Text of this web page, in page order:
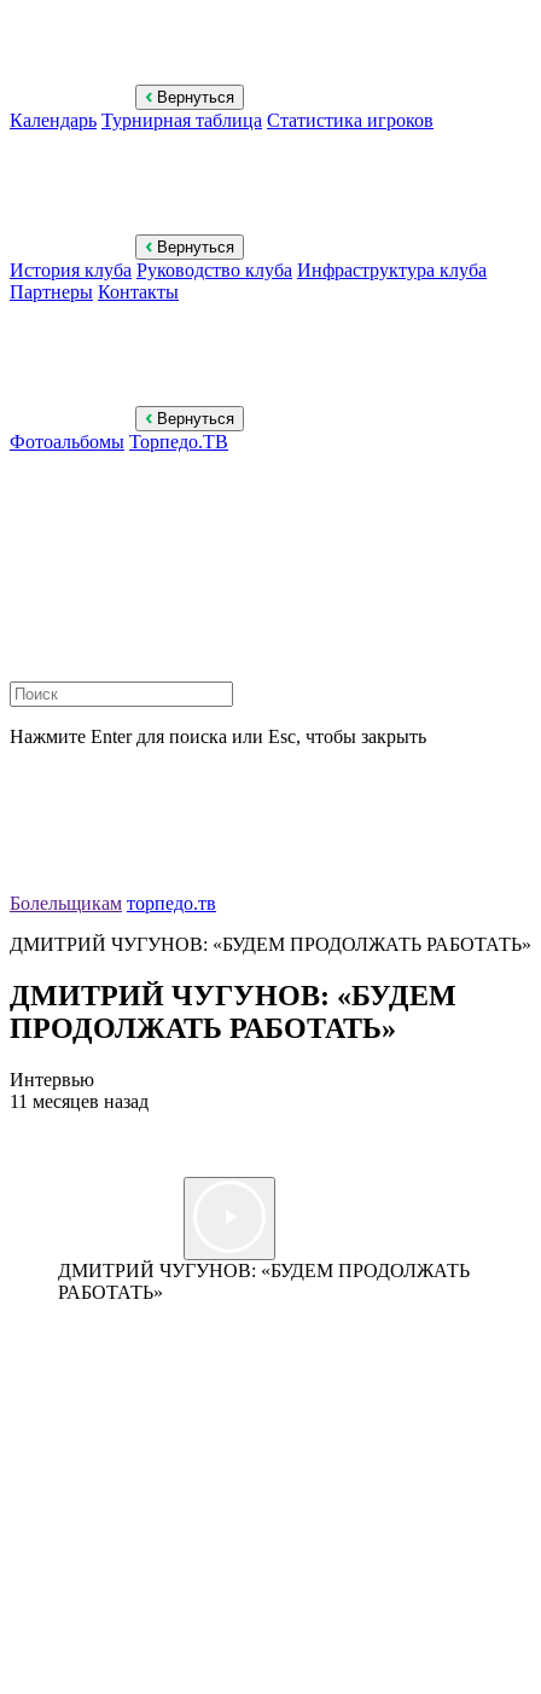
Вернуться
Календарь Турнирная таблица Статистика игроков
Вернуться
История клуба Руководство клуба Инфраструктура клуба
Партнеры Контакты
Вернуться
Фотоальбомы Торпедо.ТВ
Нажмите Enter для поиска или Esc, чтобы закрыть
Болельщикам торпедо.тв
ДМИТРИЙ ЧУГУНОВ: «БУДЕМ ПРОДОЛЖАТЬ РАБОТАТЬ»
ДМИТРИЙ ЧУГУНОВ: «БУДЕМ
ПРОДОЛЖАТЬ РАБОТАТЬ»
Интервью
11 месяцев назад
ДМИТРИЙ ЧУГУНОВ: «БУДЕМ ПРОДОЛЖАТЬ
РАБОТАТЬ»